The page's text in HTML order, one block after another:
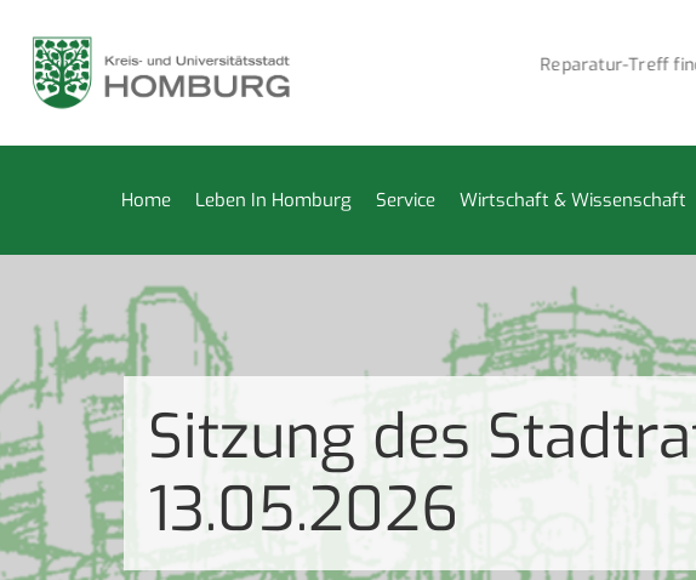
vom 27. Juli bis 14. August geschlossen Reparatur-Treff
Home Leben In Homburg Service Wirtschaft & Wissenschaft
Sitzung des
13.05.2026